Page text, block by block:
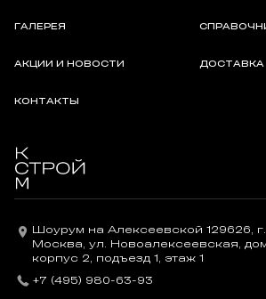
ГАЛЕРЕЯ
АКЦИИ И НОВОСТИ ДОСТАВКА
КОНТАКТЫ
Шоурум на Алексеевской 129626, г.
Москва, ул. Новоалексеевская,
корпус 2, подъезд 1, этаж 1
+7 (495) 980-63-93